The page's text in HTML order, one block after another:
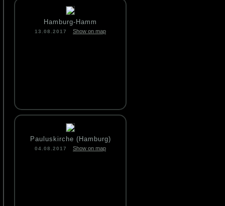
Hamburg-Hamm
13.08.2017 Show on map
Pauluskirche (Hamburg)
04.08.2017 Show on map